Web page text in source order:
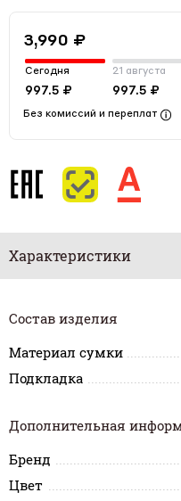
3,990 ₽
Сегодня
997.5 ₽
21 августа
997.5 ₽
Без комиссий и переплат
Характеристики
Состав изделия
Материал сумки
Подкладка
Дополнительная
Бренд
Цвет